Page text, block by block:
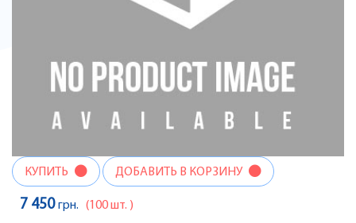
КУПИТЬ ДОБАВИТЬ В КОРЗИНУ
7 450грн. (100 шт. )